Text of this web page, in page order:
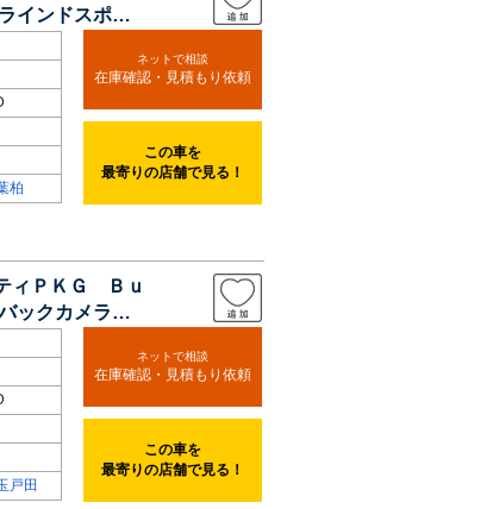
ンドスポッ
柏
ネットで相談
在庫確認・見積もり依頼
この車を
最寄りの店舗で見る！
ィＰＫＧ Ｂｕ
ックカメラ
戸田
ネットで相談
在庫確認・見積もり依頼
この車を
最寄りの店舗で見る！